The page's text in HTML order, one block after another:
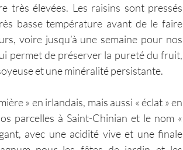
très élevées. Les raisins sont pressés
basse température avant de le faire
voire jusqu’à une semaine pour nos
permet de préserver la pureté du fruit,
et une minéralité persistante.
» en irlandais, mais aussi « éclat » en
parcelles à Saint-Chinian et le nom «
avec une acidité vive et une finale